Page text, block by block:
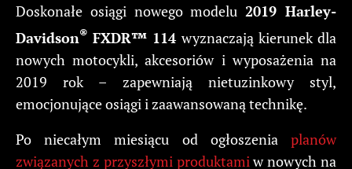
Doskonałe osiągi nowego modelu 2019 Harley-
Davidson®FXDR™ 114 wyznaczają kierunek dla
nowych motocykli, akcesoriów i wyposażenia na
2019 rok – zapewniają nietuzinkowy styl,
emocjonujące osiągi i zaawansowaną technikę.
Po niecałym miesiącu od ogłoszenia planów
związanych z przyszłymi produktamiw nowych na